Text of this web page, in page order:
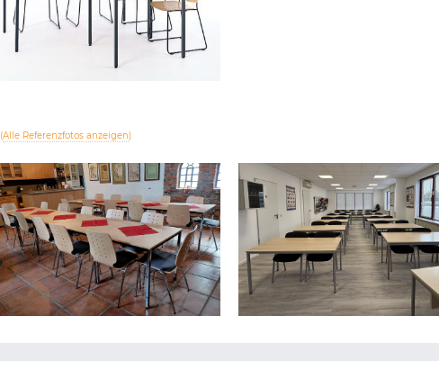
(Alle Referenzfotos anzeigen)